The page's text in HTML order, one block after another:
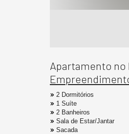
Apartamento no
2 Dormitórios
1 Suíte
2 Banheiros
Sala de Estar/Jantar
Sacada